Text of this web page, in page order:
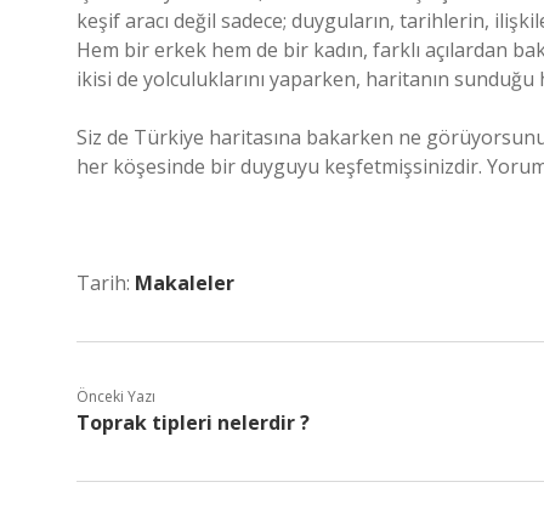
keşif aracı değil sadece; duyguların, tarihlerin,
Hem bir erkek hem de bir kadın, farklı açılardan
ikisi de yolculuklarını yaparken, haritanın
Siz de Türkiye haritasına bakarken ne
her köşesinde bir duyguyu keşfetmişsinizdir.
Tarih: Makaleler
Önceki Yazı
Toprak tipleri nelerdir ?